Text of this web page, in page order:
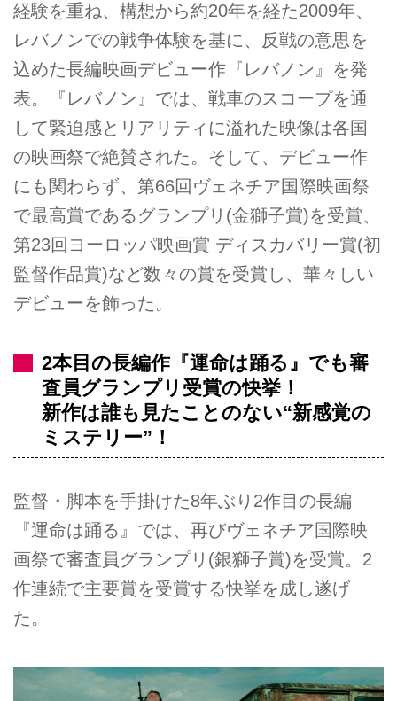
経験を重ね、構想から約20年を経た2009年、
レバノンでの戦争体験を基に、反戦の意思を
込めた長編映画デビュー作『レバノン』を発
表。『レバノン』では、戦車のスコープを通
して緊迫感とリアリティに溢れた映像は各国
の映画祭で絶賛された。そして、デビュー作
にも関わらず、第66回ヴェネチア国際映画祭
で最高賞であるグランプリ(金獅子賞)を受賞、
第23回ヨーロッパ映画賞 ディスカバリー賞(初
監督作品賞)など数々の賞を受賞し、華々しい
デビューを飾った。
2本目の長編作『運命は踊る』でも審
査員グランプリ受賞の快挙！
新作は誰も見たことのない“新感覚の
ミステリー”！
監督・脚本を手掛けた8年ぶり2作目の長編
『運命は踊る』では、再びヴェネチア国際映
画祭で審査員グランプリ(銀獅子賞)を受賞。2
作連続で主要賞を受賞する快挙を成し遂げ
た。